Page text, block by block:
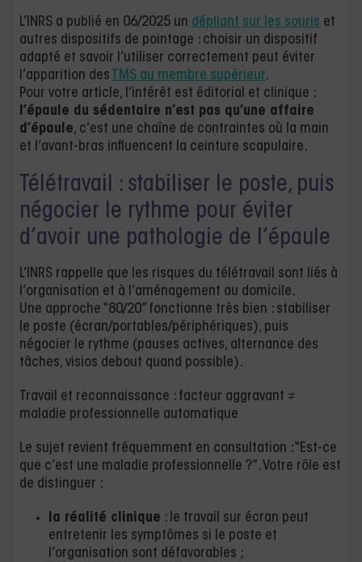
L’INRS a publié en 06/2025 un dépliant sur les souris et
autres dispositifs de pointage : choisir un dispositif
adapté et savoir l’utiliser correctement peut éviter
l’apparition des TMS au membre supérieur.
Pour votre article, l’intérêt est éditorial et clinique :
l’épaule du sédentaire n’est pas qu’une affaire
d’épaule, c’est une chaîne de contraintes où la main
et l’avant-bras influencent la ceinture scapulaire.
Télétravail : stabiliser le poste, puis
négocier le rythme pour éviter
d’avoir une pathologie de l’épaule
L’INRS rappelle que les risques du télétravail sont liés à
l’organisation et à l’aménagement au domicile.
Une approche “80/20” fonctionne très bien : stabiliser
le poste (écran/portables/périphériques), puis
négocier le rythme (pauses actives, alternance des
tâches, visios debout quand possible).
Travail et reconnaissance : facteur aggravant ≠
maladie professionnelle automatique
Le sujet revient fréquemment en consultation : “Est-ce
que c’est une maladie professionnelle ?”. Votre rôle est
de distinguer :
la réalité clinique : le travail sur écran peut
entretenir les symptômes si le poste et
l’organisation sont défavorables ;